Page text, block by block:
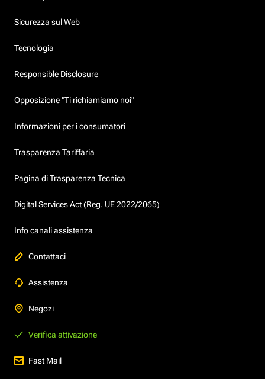
Sicurezza sul Web
Tecnologia
Responsible Disclosure
Opposizione "Ti richiamiamo noi"
Informazioni per i consumatori
Trasparenza Tariffaria
Pagina di Trasparenza Tecnica
Digital Services Act (Reg. UE 2022/2065)
Info canali assistenza
Contattaci
Assistenza
Negozi
Verifica attivazione
Fast Mail